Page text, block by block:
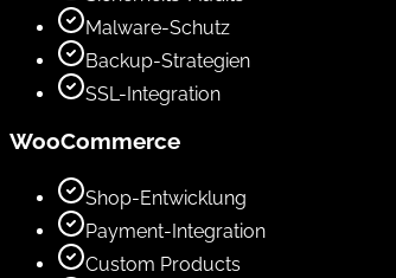
Malware-Schutz
Backup-Strategien
SSL-Integration
WooCommerce
Shop-Entwicklung
Payment-Integration
Custom Products